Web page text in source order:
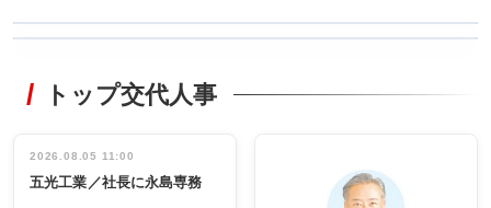
非鉄業界で
インタビュ
ー／社内ア
タックトレー
祝う 業界関
係者ら220人
出席
トップ交代人事
2026.08.05 11:00
五光工業／社長に永島専務